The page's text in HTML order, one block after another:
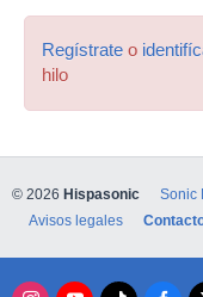
Regístrate o
hilo
© 2026 Hispasonic Sonic
Avisos legales